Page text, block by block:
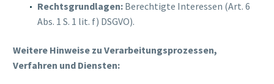
Rechtsgrundlagen: Berechtigte Interessen (Art. 6
Abs. 1 S. 1 lit. f) DSGVO).
Weitere Hinweise zu Verarbeitungsprozessen,
Verfahren und Diensten: